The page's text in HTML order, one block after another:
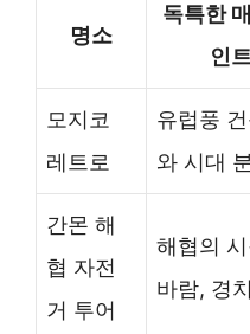
명소
독특한
인
모지코
레트로
유럽풍
와 시대
간몬 해
협 자전
거 투어
해협의
바람, 경치